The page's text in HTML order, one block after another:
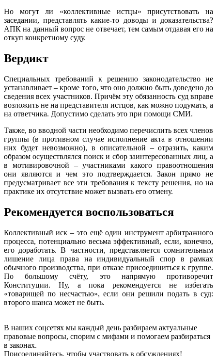
Но могут ли «коллективные истцы» присутствовать на
заседании, представлять какие-то доводы и доказательства?
АПК на данный вопрос не отвечает, тем самым отдавая его на
откуп конкретному суду.
Вердикт
Специальных требований к решению законодательство не
устанавливает – кроме того, что оно должно быть доведено до
сведения всех участников. Причём эту обязанность суд вправе
возложить не на представителя истцов, как можно подумать, а
на ответчика. Допустимо сделать это при помощи СМИ.
Также, во вводной части необходимо перечислить всех членов
группы (в противном случае исполнение акта в отношении
них будет невозможно), в описательной – отразить, каким
образом осуществлялся поиск и сбор заинтересованных лиц, а
в мотивировочной – участниками какого правоотношения
они являются и чем это подтверждается. Закон прямо не
предусматривает все эти требования к тексту решения, но на
практике их отсутствие может вызвать его отмену.
Рекомендуется воспользоваться
Коллективный иск – это ещё один инструмент арбитражного
процесса, потенциально весьма эффективный, если, конечно,
его доработать. В частности, представляется сомнительным
лишение лица права на индивидуальный спор в рамках
обычного производства, при отказе присоединиться к группе.
По большому счёту, это напрямую противоречит
Конституции. Ну, а пока рекомендуется не избегать
«товарищей по несчастью», если они решили подать в суд:
второго шанса может не быть.
В наших соцсетях мы каждый день разбираем актуальные
правовые вопросы, спорим с мифами и помогаем разбираться
в законах.
Присоединяйтесь, чтобы участвовать в обсуждениях!